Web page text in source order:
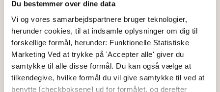
Du bestemmer over dine data
Vi og vores samarbejdspartnere bruger teknologier,
herunder cookies, til at indsamle oplysninger om dig til
forskellige formål, herunder: Funktionelle Statistiske
Marketing Ved at trykke på 'Accepter alle' giver du
samtykke til alle disse formål. Du kan også vælge at
tilkendegive, hvilke formål du vil give samtykke til ved at
benytte [checkboksene] ud for formålet, og derefter